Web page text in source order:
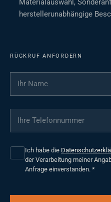
Materialauswahl,
herstellerunabhängige
RÜCKRUF ANFORDERN
Ihr Name
Ihre Telefonnummer
Ich habe die
der Verarbeitung meiner
Anfrage einverstanden. *